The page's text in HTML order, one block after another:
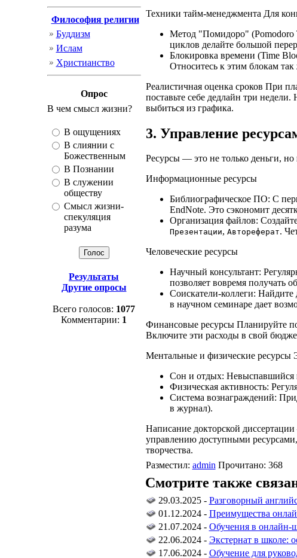
Философия религии
Буддизм
Ислам
Христианство
Опрос
В чeм смысл жизни?
В ощущениях
В слиянии с
Божественным
В Познании
В служении
обществу
Смысл жизни-
спекуляция
разума
Результаты
Другие опросы
Всего голосов: 1077
Комментарии: 1
Техники тайм-менеджмента Для
Метод "Помидоро" (Pomodoro
циклов делайте большой
Блокировка времени (Time
Относитесь к этим блокам
Реалистичная оценка сроков При
поставьте себе дедлайн три
выбиться из графика.
3. Управление
Ресурсы — это не только деньги,
Информационные ресурсы
Библиографическое ПО: С
EndNote. Это сэкономит
Организация файлов:
Презентации, Автореферат.
Человеческие ресурсы
Научный консультант:
позволяет вовремя получать
Соискатели-коллеги:
в научном семинаре дает
Финансовые ресурсы Планируйте
Включите эти расходы в свой
Ментальные и физические ресурсы
Сон и отдых: Невыспавшийся
Физическая активность:
Система вознаграждений:
в журнал).
Написание докторской
управлению доступными
творчества.
Разместил: admin Прочитано: 368
Смотрите также
29.03.2025 - Разговорный
01.12.2024 - Преимущества
21.07.2024 - Обучения в онлайн-
22.06.2024 - Экстернат в школе:
17.06.2024 - Обучение для